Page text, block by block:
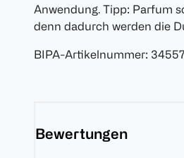
Anwendung. Tipp: Parfum
denn dadurch werden die
BIPA-Artikelnummer:
Bewertungen